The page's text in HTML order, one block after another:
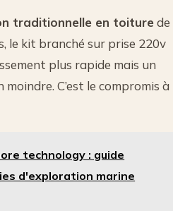
traditionnelle en toiturede
le kit branché sur prise 220v
plus rapide mais un
C’est le compromis à
technology : guide
d'exploration marine